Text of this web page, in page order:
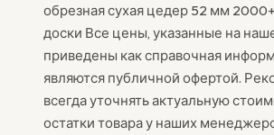
обрезная сухая цедер 52 мм
доски Все цены, указанные на
приведены как справочная
являются публичной офертой.
всегда уточнять актуальную
остатки товара у наших